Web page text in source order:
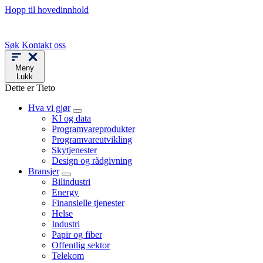
Hopp til hovedinnhold
Søk Kontakt oss
Meny
Lukk
Dette er Tieto
Hva vi gjør
KI og data
Programvareprodukter
Programvareutvikling
Skytjenester
Design og rådgivning
Bransjer
Bilindustri
Energy
Finansielle tjenester
Helse
Industri
Papir og fiber
Offentlig sektor
Telekom